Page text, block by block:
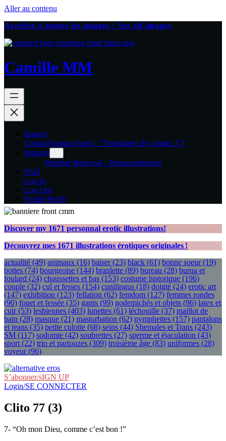
Aller au contenu
Accédez à toutes les images | See all images
Camille MM
Images
Contact[contact-form 1 "Formulaire de contact 1"]
Support
Member Renewal – Renouvellement
FAQ
Log In
Log Out
Profile/Profil
Discover my 1671 personnal erotic illustrations!
Découvrez mes 1671 illustrations érotiques originales !
actualité (49) animaux (16) baiser(23) black (61) bonne soeur(19)
bottes (74) bourgeoise (144) branlette (89) bureau (28) burqa et
foulard (24) chaussettes et bas (153) costume historique (196)
couple (32) cul et fesses (154) cunilingus (18) doigté (24) erotic art
(147) exhibition (123) fellation (62) femdom (127) femmes rondes
(90) fouet et fessée (35) gants (99) godemichés et objets (96) latex et
cuir(53) lesbiennes (403) lunettes (61) léchouille (37) maillot de
bain (28) masque (21) masturbation (62) nymphettes (157) pantalons
et jeans (35) petite culotte (68) seins (44) Shemales et Trans (243)
SM (117) sodomie (42) soubrettes (27) sperme et éjaculation (43)
sport (22) trio et partouzes (309) troisième âge (83) uniformes (28)
voyeur(96)
S’abonner/sIGN UP
Login/SE CONNECTER
Clito 77 (3)
7- “Oh mon Dieu, comme c’est bon !”